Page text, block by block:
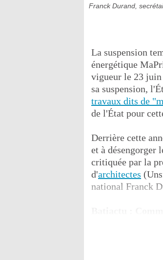
Franck Durand,
La suspension
énergétique
vigueur le 23 juin
sa suspension,
travaux dits de
de l'État pour
Derrière cette
et à désengorger
critiquée par la
d'architectes
national Franck